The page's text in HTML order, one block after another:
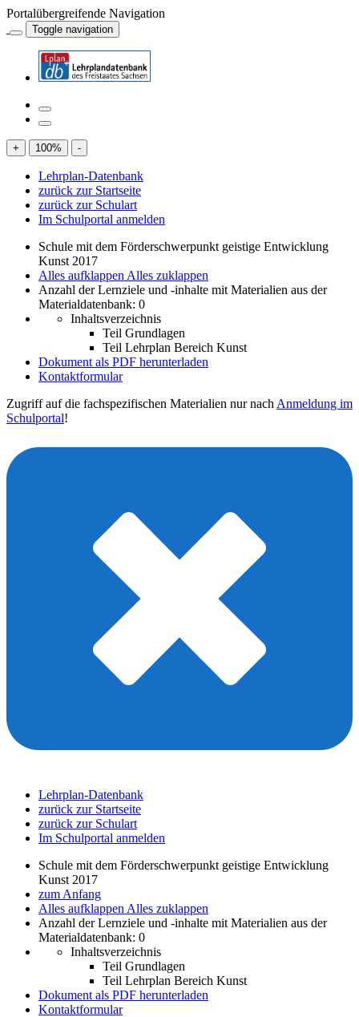
Portalübergreifende Navigation
Toggle navigation
+ 100% -
Lehrplan-Datenbank
zurück zur Startseite
zurück zur Schulart
Im Schulportal anmelden
Schule mit dem Förderschwerpunkt geistige Entwicklung
Kunst 2017
Alles aufklappen Alles zuklappen
Anzahl der Lernziele und -inhalte mit Materialien aus der
Materialdatenbank: 0
Inhaltsverzeichnis
Teil Grundlagen
Teil Lehrplan Bereich Kunst
Dokument als PDF herunterladen
Kontaktformular
Zugriff auf die fachspezifischen Materialien nur nach Anmeldung im
Schulportal!
Lehrplan-Datenbank
zurück zur Startseite
zurück zur Schulart
Im Schulportal anmelden
Schule mit dem Förderschwerpunkt geistige Entwicklung
Kunst 2017
zum Anfang
Alles aufklappen Alles zuklappen
Anzahl der Lernziele und -inhalte mit Materialien aus der
Materialdatenbank: 0
Inhaltsverzeichnis
Teil Grundlagen
Teil Lehrplan Bereich Kunst
Dokument als PDF herunterladen
Kontaktformular